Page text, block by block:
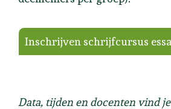
Inschrijven schrijfcursus
Data, tijden en docenten vind